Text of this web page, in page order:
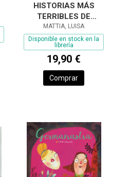
HISTORIAS MÁS
TERRIBLES DE
MONSTRUOS
MITOLÓGICOS, LAS
MATTIA, LUISA
Disponible en stock en la
librería
19,90 €
Comprar